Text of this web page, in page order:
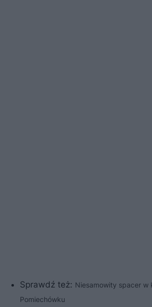
Sprawdź też: Niesamowity spacer w
Pomiechówku